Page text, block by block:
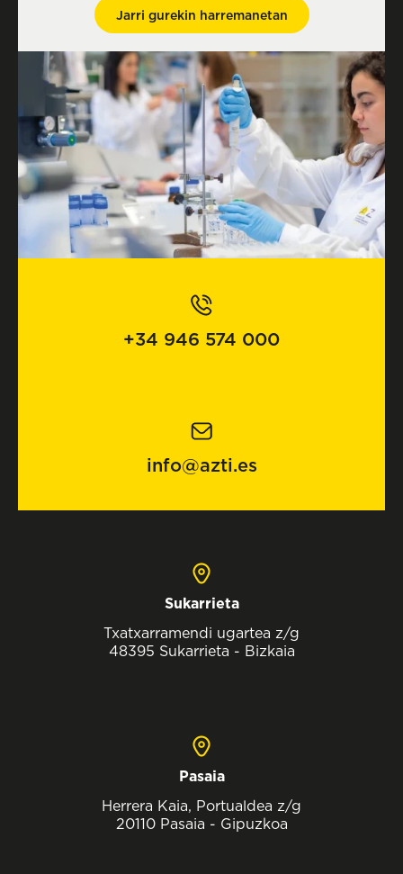
Jarri gurekin harremanetan
+34 946 574 000
info@azti.es
Sukarrieta
Txatxarramendi ugartea z/g
48395 Sukarrieta - Bizkaia
Pasaia
Herrera Kaia, Portualdea z/g
20110 Pasaia - Gipuzkoa